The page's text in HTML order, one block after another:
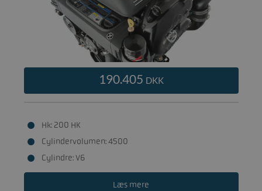
190.405 DKK
Hk: 200 HK
Cylindervolumen: 4500
Cylindre: V6
Læs mere